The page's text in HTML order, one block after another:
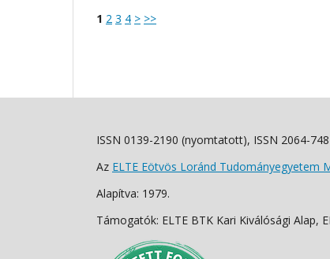
1 2 3 4 > >>
ISSN 0139-2190 (nyomtatott), ISSN 2064-
Az ELTE Eötvös Loránd Tudományegyetem
Alapítva: 1979.
Támogatók: ELTE BTK Kari Kiválósági Alap,